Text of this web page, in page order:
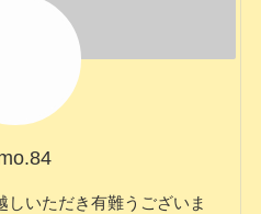
いただき有難うございま